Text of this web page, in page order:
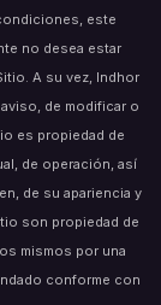
este
no desea estar
A su vez, Indhor
de modificar o
es propiedad de
de operación, así
de su apariencia y
son propiedad de
mismos por una
conforme con